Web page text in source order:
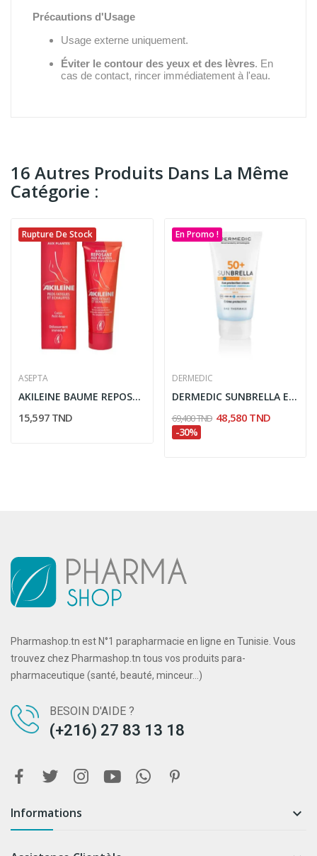
Précautions d'Usage
Usage externe uniquement.
Éviter le contour des yeux et des lèvres. En
cas de contact, rincer immédiatement à l'eau.
16 Autres Produits Dans La Même
Catégorie :
Rupture De Stock
ASEPTA
AKILEINE BAUME REPOSANT PIEDS FATIGUES 50ML
15,597 TND
En Promo !
DERMEDIC
DERMEDIC SUNBRELLA ECRAN SPF50+ PEAUX NORMALES...
69,400 TND 48,580 TND
-30%
Pharmashop.tn est N°1 parapharmacie en ligne en Tunisie. Vous
trouvez chez Pharmashop.tn tous vos produits para-
pharmaceutique (santé, beauté, minceur...)
BESOIN D'AIDE ?
(+216) 27 83 13 18
Informations 